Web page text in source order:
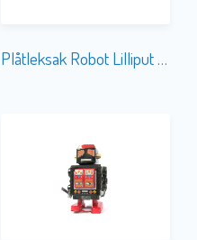
Plåtleksak Robot Lilliput Mellan 2-olika